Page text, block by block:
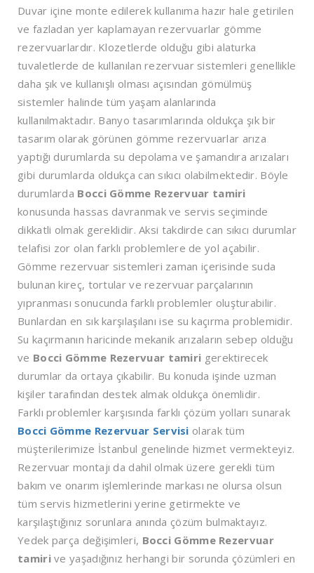
Duvar içine monte edilerek kullanıma hazır hale getirilen
ve fazladan yer kaplamayan rezervuarlar gömme
rezervuarlardır. Klozetlerde olduğu gibi alaturka
tuvaletlerde de kullanılan rezervuar sistemleri genellikle
daha şık ve kullanışlı olması açısından gömülmüş
sistemler halinde tüm yaşam alanlarında
kullanılmaktadır. Banyo tasarımlarında oldukça şık bir
tasarım olarak görünen gömme rezervuarlar arıza
yaptığı durumlarda su depolama ve şamandıra arızaları
gibi durumlarda oldukça can sıkıcı olabilmektedir. Böyle
durumlarda Bocci Gömme Rezervuar tamiri
konusunda hassas davranmak ve servis seçiminde
dikkatli olmak gereklidir. Aksi takdirde can sıkıcı durumlar
telafisi zor olan farklı problemlere de yol açabilir.
Gömme rezervuar sistemleri zaman içerisinde suda
bulunan kireç, tortular ve rezervuar parçalarının
yıpranması sonucunda farklı problemler oluşturabilir.
Bunlardan en sık karşılaşılanı ise su kaçırma problemidir.
Su kaçırmanın haricinde mekanik arızaların sebep olduğu
ve Bocci Gömme Rezervuar tamiri gerektirecek
durumlar da ortaya çıkabilir. Bu konuda işinde uzman
kişiler tarafından destek almak oldukça önemlidir.
Farklı problemler karşısında farklı çözüm yolları sunarak
Bocci Gömme Rezervuar Servisi olarak tüm
müşterilerimize İstanbul genelinde hizmet vermekteyiz.
Rezervuar montajı da dahil olmak üzere gerekli tüm
bakım ve onarım işlemlerinde markası ne olursa olsun
tüm servis hizmetlerini yerine getirmekte ve
karşılaştığınız sorunlara anında çözüm bulmaktayız.
Yedek parça değişimleri, Bocci Gömme Rezervuar
tamirive yaşadığınız herhangi bir sorunda çözümleri en